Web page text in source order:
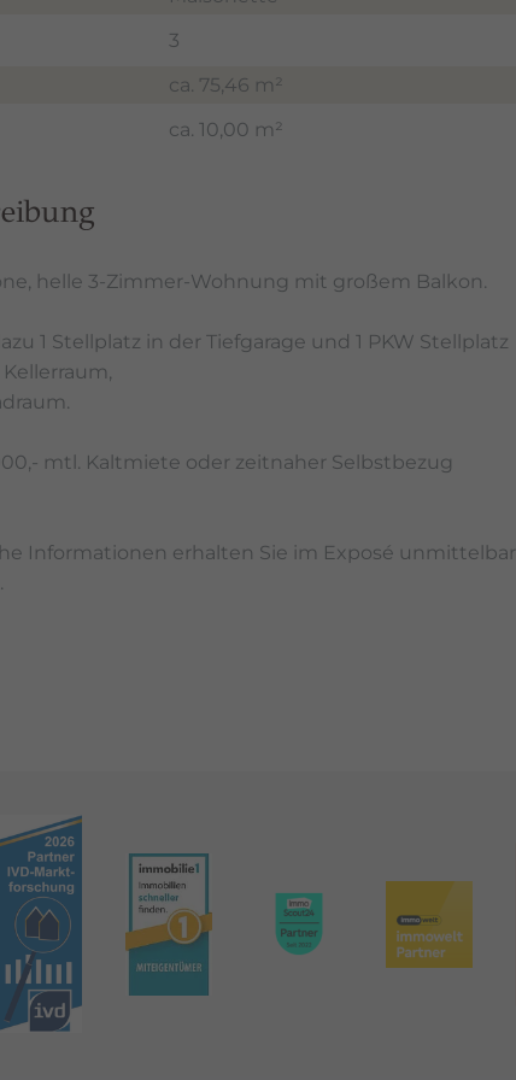
3
ca. 75,46 m²
ca. 10,00 m²
helle 3-Zimmer-Wohnung mit großem Balkon.
1 Stellplatz in der Tiefgarage und 1 PKW Stellplatz
mtl. Kaltmiete oder zeitnaher Selbstbezug
Informationen erhalten Sie im Exposé unmittelbar